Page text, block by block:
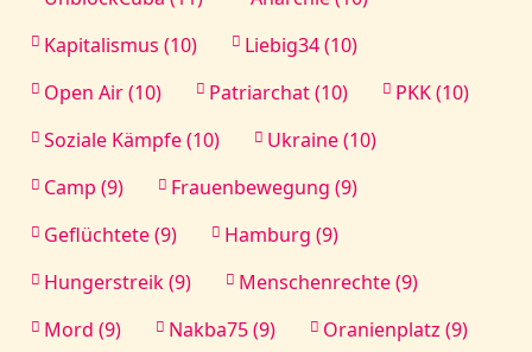
Kapitalismus (10)
Liebig34 (10)
Open Air (10)
Patriarchat (10)
PKK (10)
Soziale Kämpfe (10)
Ukraine (10)
Camp (9)
Frauenbewegung (9)
Geflüchtete (9)
Hamburg (9)
Hungerstreik (9)
Menschenrechte (9)
Mord (9)
Nakba75 (9) Oranienplatz (9)